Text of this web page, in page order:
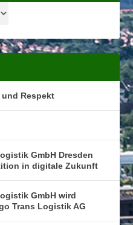
Respekt
GmbH Dresden
in digitale Zukunft
GmbH wird
Trans Logistik AG